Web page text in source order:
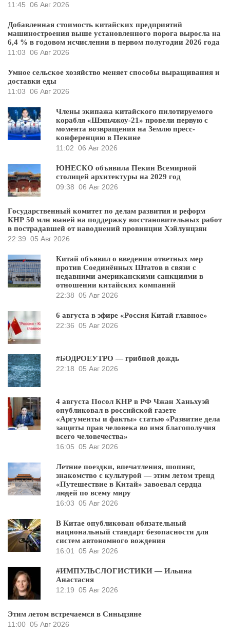
11:45 06 Авг 2026
Добавленная стоимость китайских предприятий
машиностроения выше установленного порога выросла на
6,4 % в годовом исчислении в первом полугодии 2026 года
11:03 06 Авг 2026
Умное сельское хозяйство меняет способы выращивания и
доставки еды
11:03 06 Авг 2026
Члены экипажа китайского пилотируемого
корабля «Шэньчжоу-21» провели первую с
момента возвращения на Землю пресс-
конференцию в Пекине
11:02 06 Авг 2026
ЮНЕСКО объявила Пекин Всемирной
столицей архитектуры на 2029 год
09:38 06 Авг 2026
Государственный комитет по делам развития и реформ
КНР 50 млн юаней на поддержку восстановительных работ
в пострадавшей от наводнений провинции Хэйлунцзян
22:39 05 Авг 2026
Китай объявил о введении ответных мер
против Соединённых Штатов в связи с
недавними американскими санкциями в
отношении китайских компаний
22:38 05 Авг 2026
6 августа в эфире «Россия Китай главное»
22:36 05 Авг 2026
#БОДРОЕУТРО — грибной дождь
22:18 05 Авг 2026
4 августа Посол КНР в РФ Чжан Ханьхуэй
опубликовал в российской газете
«Аргументы и факты» статью «Развитие дела
защиты прав человека во имя благополучия
всего человечества»
16:05 05 Авг 2026
Летние поездки, впечатления, шопинг,
знакомство с культурой — этим летом тренд
«Путешествие в Китай» завоевал сердца
людей по всему миру
16:03 05 Авг 2026
В Китае опубликован обязательный
национальный стандарт безопасности для
систем автономного вождения
16:01
05 Авг 2026
#ИМПУЛЬСЛОГИСТИКИ — Ильина
Анастасия
12:19 05 Авг 2026
Этим летом встречаемся в Синьцзяне
11:00 05 Авг 2026